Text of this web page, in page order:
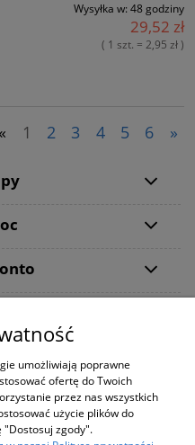
Wysyłka w: 48 godziny
29,52 zł
( 1 szt. = 2,95 zł )
« 1 2 3 4 5 6 »
w Polityce prywatności.
WYŁĄCZNIE ZAKUPÓW ZA
shop.tvsat.com.pl !
the useof cookies.For details,
Policy.
umożliwiają poprawne
ofertę do Twoich
przez nas wszystkich
użycie plików do
zgody".